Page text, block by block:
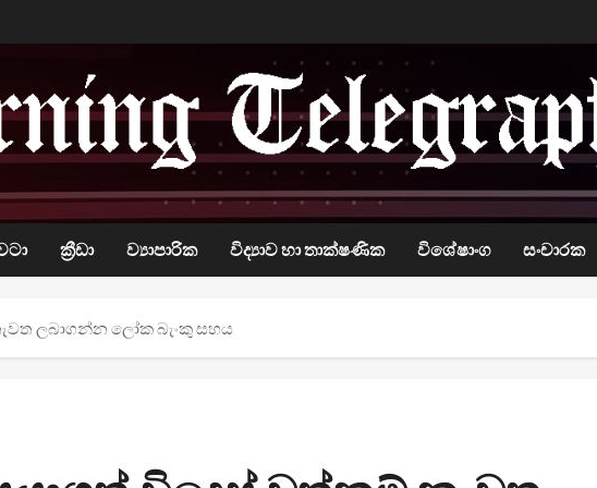
ක්‍රීඩා ව්‍යාපාරික විද්‍යාව හා තාක්ෂණික විශේෂාංග සංචාරක
ලබාගන්න ලෝක බැංකු සහය